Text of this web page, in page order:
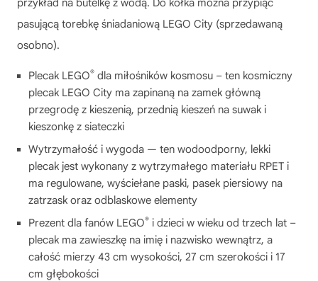
pasującą torebkę śniadaniową LEGO City (sprzedawaną
osobno).
Plecak LEGO® dla miłośników kosmosu – ten kosmiczny
plecak LEGO City ma zapinaną na zamek główną
przegrodę z kieszenią, przednią kieszeń na suwak i
kieszonkę z siateczki
Wytrzymałość i wygoda — ten wodoodporny, lekki
plecak jest wykonany z wytrzymałego materiału RPET i
ma regulowane, wyściełane paski, pasek piersiowy na
zatrzask oraz odblaskowe elementy
Prezent dla fanów LEGO® i dzieci w wieku od trzech lat –
plecak ma zawieszkę na imię i nazwisko wewnątrz, a
całość mierzy 43 cm wysokości, 27 cm szerokości i 17
cm głębokości